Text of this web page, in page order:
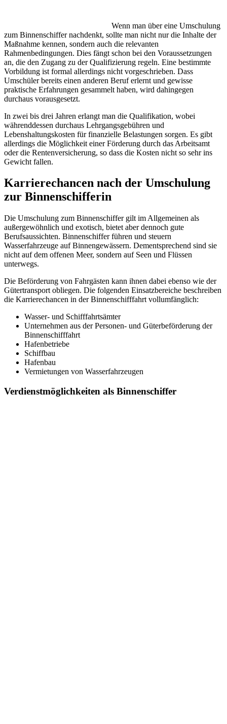
Wenn man über eine Umschulung
zum Binnenschiffer nachdenkt, sollte man nicht nur die Inhalte der
Maßnahme kennen, sondern auch die relevanten
Rahmenbedingungen. Dies fängt schon bei den Voraussetzungen
an, die den Zugang zu der Qualifizierung regeln. Eine bestimmte
Vorbildung ist formal allerdings nicht vorgeschrieben. Dass
Umschüler bereits einen anderen Beruf erlernt und gewisse
praktische Erfahrungen gesammelt haben, wird dahingegen
durchaus vorausgesetzt.
In zwei bis drei Jahren erlangt man die Qualifikation, wobei
währenddessen durchaus Lehrgangsgebühren und
Lebenshaltungskosten für finanzielle Belastungen sorgen. Es gibt
allerdings die Möglichkeit einer Förderung durch das Arbeitsamt
oder die Rentenversicherung, so dass die Kosten nicht so sehr ins
Gewicht fallen.
Karrierechancen nach der Umschulung
zur Binnenschifferin
Die Umschulung zum Binnenschiffer gilt im Allgemeinen als
außergewöhnlich und exotisch, bietet aber dennoch gute
Berufsaussichten. Binnenschiffer führen und steuern
Wasserfahrzeuge auf Binnengewässern. Dementsprechend sind sie
nicht auf dem offenen Meer, sondern auf Seen und Flüssen
unterwegs.
Die Beförderung von Fahrgästen kann ihnen dabei ebenso wie der
Gütertransport obliegen. Die folgenden Einsatzbereiche beschreiben
die Karrierechancen in der Binnenschifffahrt vollumfänglich:
Wasser- und Schifffahrtsämter
Unternehmen aus der Personen- und Güterbeförderung der
Binnenschifffahrt
Hafenbetriebe
Schiffbau
Hafenbau
Vermietungen von Wasserfahrzeugen
Verdienstmöglichkeiten als Binnenschiffer